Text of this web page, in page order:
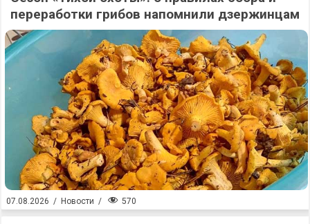
переработки грибов напомнили дзержинцам
07.08.2026 / Новости / 570